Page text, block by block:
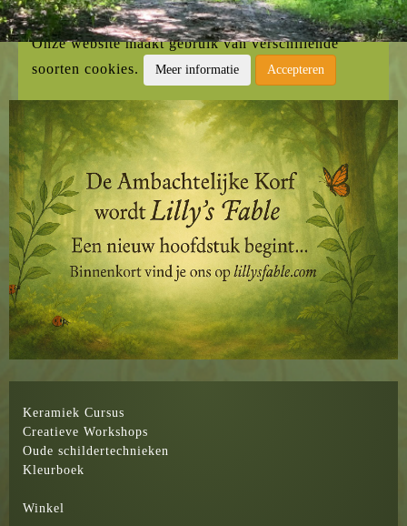
Onze website maakt gebruik van verschillende
soorten cookies.
Meer informatie Accepteren
Keramiek Cursus
Creatieve Workshops
Oude schildertechnieken
Kleurboek
Winkel